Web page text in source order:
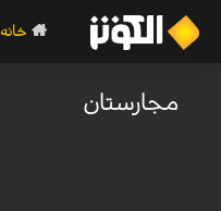
خانه
مجارستان